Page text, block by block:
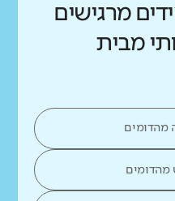
מרגישים
מבית
מהדומים
מהדומים